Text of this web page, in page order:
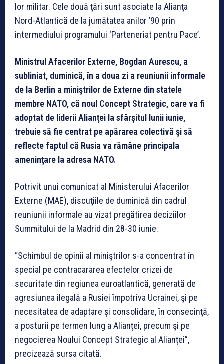
lor militar. Cele două ţări sunt asociate la Alianţa
Nord-Atlantică de la jumătatea anilor ’90 prin
intermediului programului ‘Parteneriat pentru Pace’.
Ministrul Afacerilor Externe, Bogdan Aurescu, a
subliniat, duminică, în a doua zi a reuniunii informale
de la Berlin a miniştrilor de Externe din statele
membre NATO, că noul Concept Strategic, care va fi
adoptat de liderii Alianţei la sfârşitul lunii iunie,
trebuie să fie centrat pe apărarea colectivă şi să
reflecte faptul că Rusia va rămâne principala
ameninţare la adresa NATO.
Potrivit unui comunicat al Ministerului Afacerilor
Externe (MAE), discuţiile de duminică din cadrul
reuniunii informale au vizat pregătirea deciziilor
Summitului de la Madrid din 28-30 iunie.
“Schimbul de opinii al miniştrilor s-a concentrat în
special pe contracararea efectelor crizei de
securitate din regiunea euroatlantică, generată de
agresiunea ilegală a Rusiei împotriva Ucrainei, şi pe
necesitatea de adaptare şi consolidare, în consecinţă,
a posturii pe termen lung a Alianţei, precum şi pe
negocierea Noului Concept Strategic al Alianţei”,
precizează sursa citată.